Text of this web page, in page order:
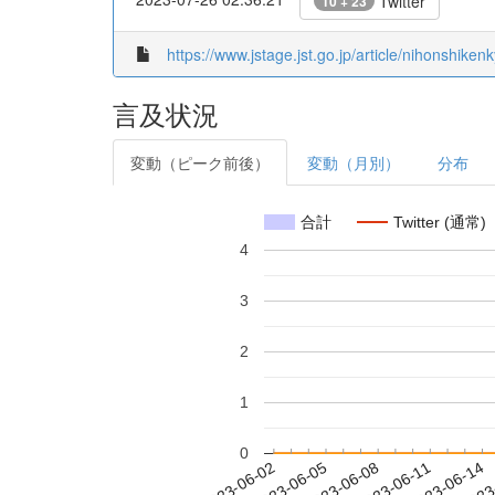
https://www.jstage.jst.go.jp/article/
言及状況
変動（ピーク前後） 変動（月別） 分布
合計 Twitter (通常)
0
1
2
3
4